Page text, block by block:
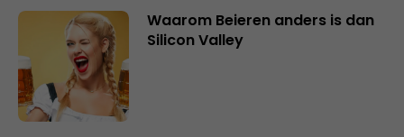
Waarom Beieren anders is dan
Silicon Valley